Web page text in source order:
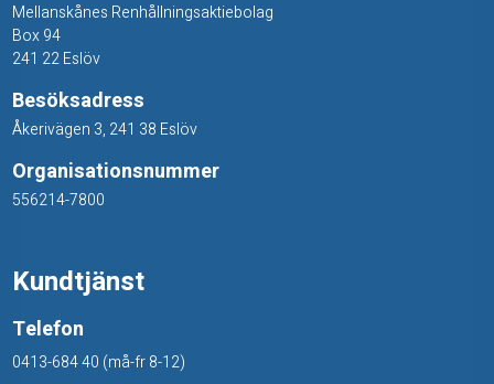
s
k
a
k
d
d
o
Mellanskånes Renhållningsaktiebolag
Box 94
241 22 Eslöv
Besöksadress
Åkerivägen 3, 241 38 Eslöv
Organisationsnummer
556214-7800
Kundtjänst
Telefon
0413-684 40 (må-fr 8-12)